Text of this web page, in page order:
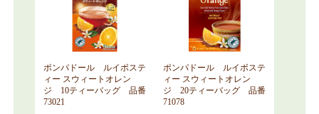
ポンパドール ルイボステ
ィー スウィートオレン
ジ 10ティーバッグ 品番
73021
ポンパドール ルイボステ
ィー スウィートオレン
ジ 20ティーバッグ 品番
71078